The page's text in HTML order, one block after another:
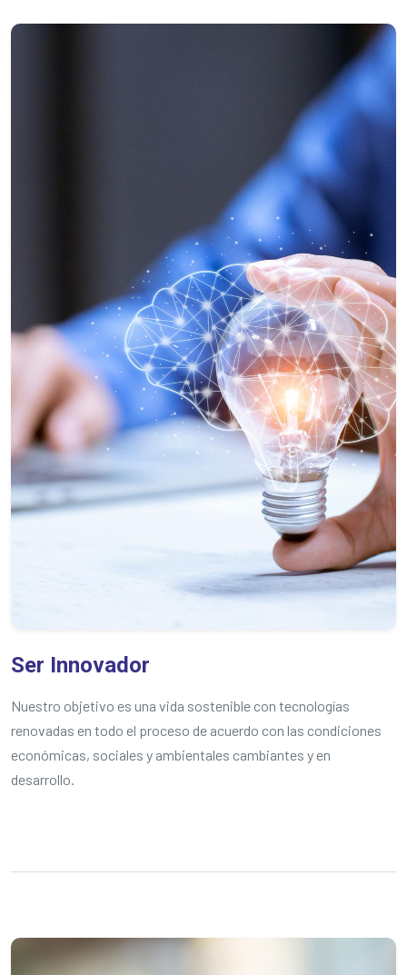
Ser Innovador
Nuestro objetivo es una vida sostenible con tecnologías
renovadas en todo el proceso de acuerdo con las condiciones
económicas, sociales y ambientales cambiantes y en
desarrollo.